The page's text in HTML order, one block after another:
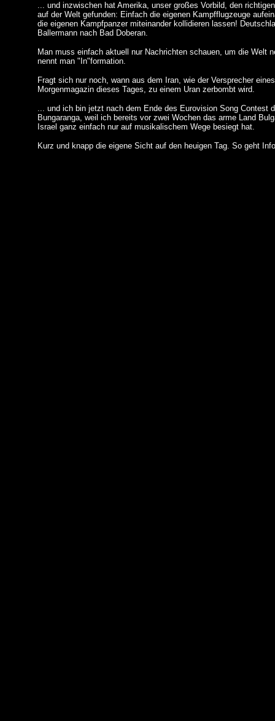
... und inzwischen hat Amerika, unser großes Vorbild, den
auf der Welt gefunden: Einfach die eigenen Kampfflugzeuge
die eigenen Kampfpanzer miteinander kollidieren lassen!
Ballermann nach Bad Doberan.
Man muss einfach aktuell nur Nachrichten schauen, um die Welt
nennt man "In"formation.
Fragt sich nur noch, wann aus dem Iran, wie der Versprecher
Morgenmagazin dieses Tages, zu einem Uran zerbombt wird.
... und ich bin jetzt nach dem Ende des Eurovision Song Contest
Bungaranga, weil ich bereits vor zwei Wochen das arme Land
Israel ganz einfach nur auf musikalischem Wege besiegt hat.
Kurz und knapp die eigene Sicht auf den heuigen Tag. So geht